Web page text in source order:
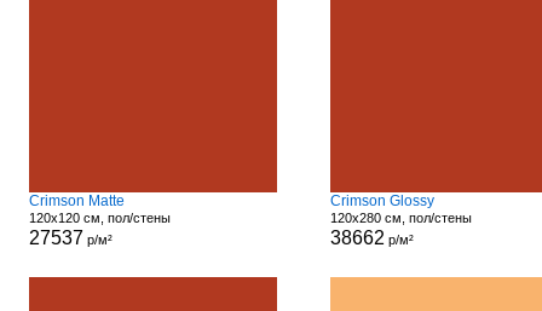
Crimson Matte
120x120 см, пол/стены
27537 р/м²
Crimson Glossy
120x280 см, пол/стены
38662 р/м²